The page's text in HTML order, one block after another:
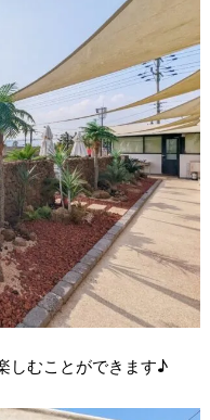
しむことができます♪